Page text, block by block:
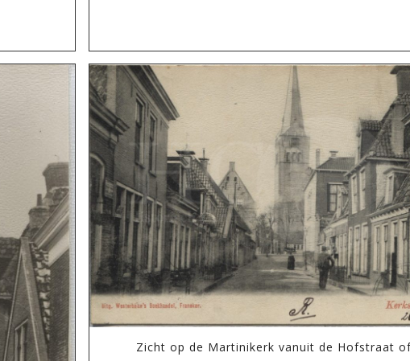
Zicht op de Martinikerk vanuit de Hofstraat